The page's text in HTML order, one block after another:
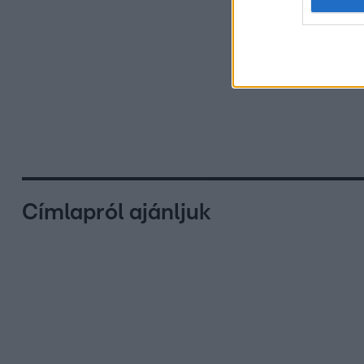
Címlapról ajánljuk